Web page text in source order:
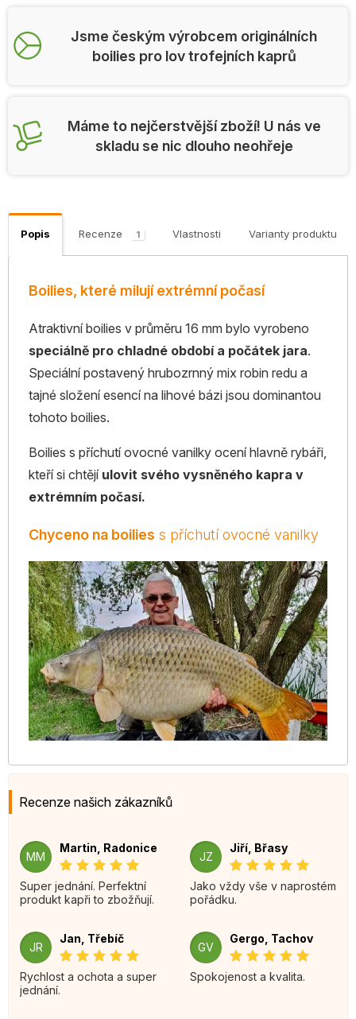
Jsme českým výrobcem originálních
boilies pro lov trofejních kaprů
Máme to nejčerstvější zboží! U nás ve
skladu se nic dlouho neohřeje
Popis Recenze 1 Vlastnosti Varianty produktu
Boilies, které milují extrémní počasí
Atraktivní boilies v průměru 16 mm bylo vyrobeno
speciálně pro chladné období a počátek jara.
Speciální postavený hrubozrnný mix robin redu a
tajné složení esencí na lihové bázi jsou dominantou
tohoto boilies.
Boilies s příchutí ovocné vanilky ocení hlavně rybáři,
kteří si chtějí ulovit svého vysněného kapra v
extrémním počasí.
Chyceno na boilies s příchutí ovocné vanilky
Recenze našich zákazníků
MM
Martin, Radonice
Super jednání. Perfektní
produkt kapři to zbožňují.
JZ
Jiří, Břasy
Jako vždy vše v naprostém
pořádku.
JR
Jan, Třebíč
Rychlost a ochota a super
jednání.
GV
Gergo, Tachov
Spokojenost a kvalita.